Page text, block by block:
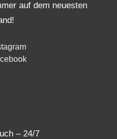
auf dem neuesten
– 24/7